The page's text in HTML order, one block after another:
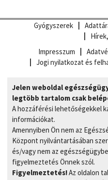
Gyógyszerek
Impresszum
Jogi nyilatkozat és
Jelen weboldal
legtöbb tartalom csak
A hozzáférési lehetőségekkel
információkat.
Amennyiben Ön nem az
Központ nyilvántartásában
és/vagy nem az
figyelmeztetés Önnek szól.
Figyelmeztetés!Az oldalon